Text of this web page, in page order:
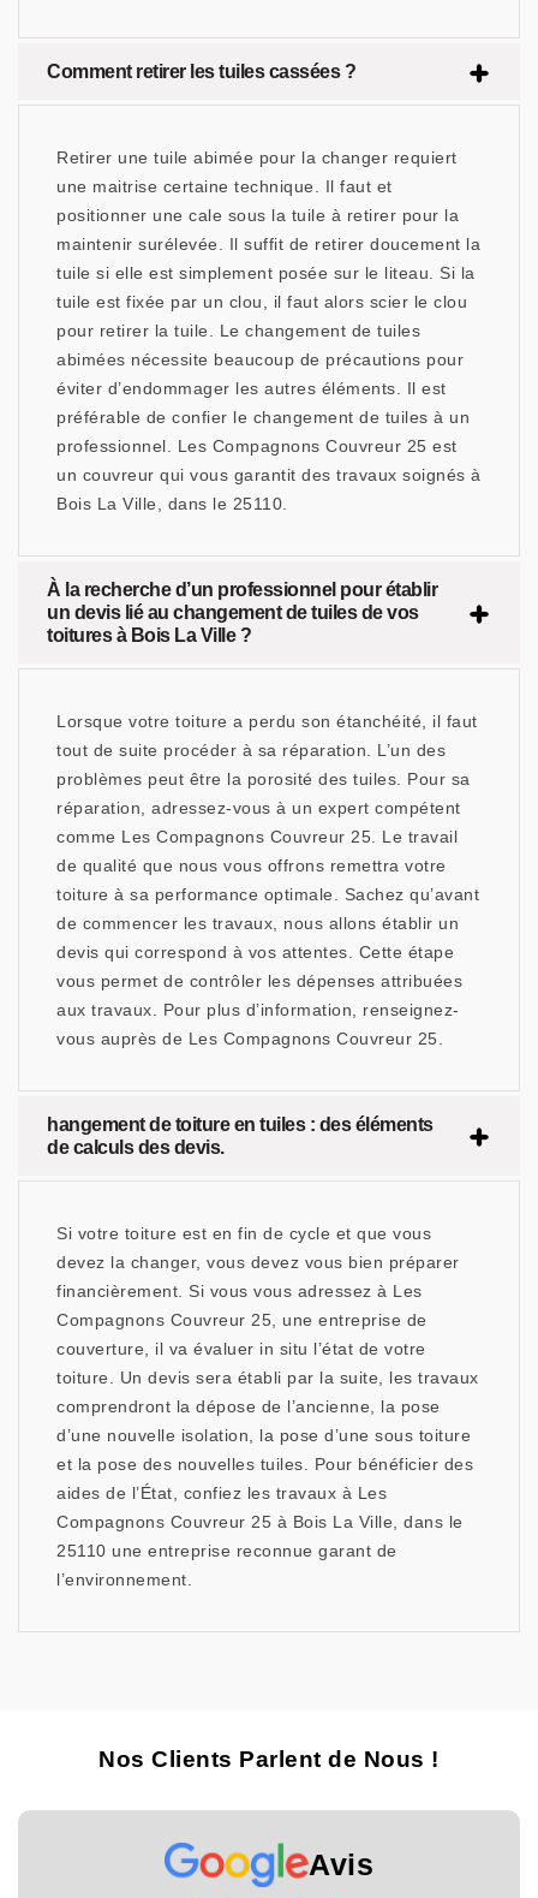
Comment retirer les tuiles cassées ?
Retirer une tuile abimée pour la changer requiert
une maitrise certaine technique. Il faut et
positionner une cale sous la tuile à retirer pour la
maintenir surélevée. Il suffit de retirer doucement la
tuile si elle est simplement posée sur le liteau. Si la
tuile est fixée par un clou, il faut alors scier le clou
pour retirer la tuile. Le changement de tuiles
abimées nécessite beaucoup de précautions pour
éviter d’endommager les autres éléments. Il est
préférable de confier le changement de tuiles à un
professionnel. Les Compagnons Couvreur 25 est
un couvreur qui vous garantit des travaux soignés à
Bois La Ville, dans le 25110.
À la recherche d’un professionnel pour établir
un devis lié au changement de tuiles de vos
toitures à Bois La Ville ?
Lorsque votre toiture a perdu son étanchéité, il faut
tout de suite procéder à sa réparation. L’un des
problèmes peut être la porosité des tuiles. Pour sa
réparation, adressez-vous à un expert compétent
comme Les Compagnons Couvreur 25. Le travail
de qualité que nous vous offrons remettra votre
toiture à sa performance optimale. Sachez qu’avant
de commencer les travaux, nous allons établir un
devis qui correspond à vos attentes. Cette étape
vous permet de contrôler les dépenses attribuées
aux travaux. Pour plus d’information, renseignez-
vous auprès de Les Compagnons Couvreur 25.
hangement de toiture en tuiles : des éléments
de calculs des devis.
Si votre toiture est en fin de cycle et que vous
devez la changer, vous devez vous bien préparer
financièrement. Si vous vous adressez à Les
Compagnons Couvreur 25, une entreprise de
couverture, il va évaluer in situ l’état de votre
toiture. Un devis sera établi par la suite, les travaux
comprendront la dépose de l’ancienne, la pose
d’une nouvelle isolation, la pose d’une sous toiture
et la pose des nouvelles tuiles. Pour bénéficier des
aides de l’État, confiez les travaux à Les
Compagnons Couvreur 25 à Bois La Ville, dans le
25110 une entreprise reconnue garant de
l’environnement.
Nos Clients Parlent de Nous !
Avis